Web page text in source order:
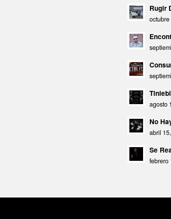
Rugir
agosto
No
abril
Se
febrero